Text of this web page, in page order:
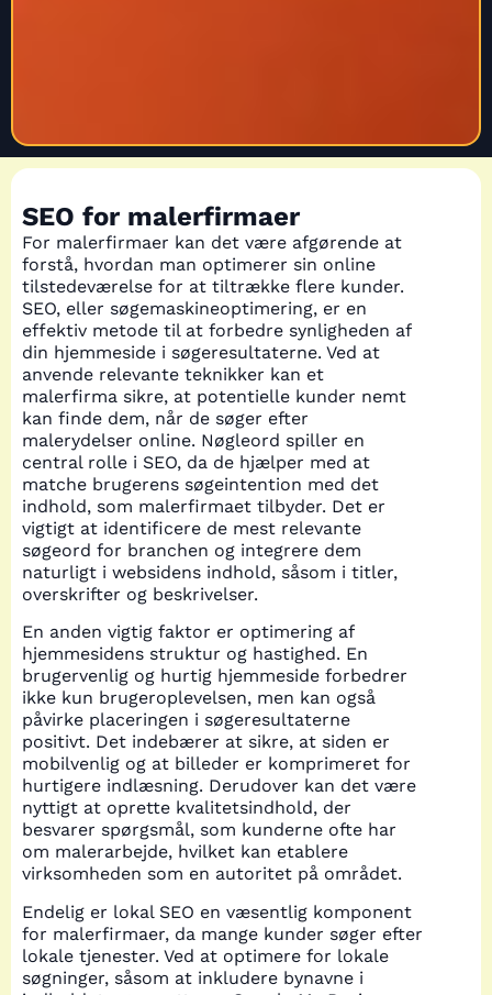
SEO for malerfirmaer
For malerfirmaer kan det være afgørende at
forstå, hvordan man optimerer sin online
tilstedeværelse for at tiltrække flere kunder.
SEO, eller søgemaskineoptimering, er en
effektiv metode til at forbedre synligheden af
din hjemmeside i søgeresultaterne. Ved at
anvende relevante teknikker kan et
malerfirma sikre, at potentielle kunder nemt
kan finde dem, når de søger efter
malerydelser online. Nøgleord spiller en
central rolle i SEO, da de hjælper med at
matche brugerens søgeintention med det
indhold, som malerfirmaet tilbyder. Det er
vigtigt at identificere de mest relevante
søgeord for branchen og integrere dem
naturligt i websidens indhold, såsom i titler,
overskrifter og beskrivelser.
En anden vigtig faktor er optimering af
hjemmesidens struktur og hastighed. En
brugervenlig og hurtig hjemmeside forbedrer
ikke kun brugeroplevelsen, men kan også
påvirke placeringen i søgeresultaterne
positivt. Det indebærer at sikre, at siden er
mobilvenlig og at billeder er komprimeret for
hurtigere indlæsning. Derudover kan det være
nyttigt at oprette kvalitetsindhold, der
besvarer spørgsmål, som kunderne ofte har
om malerarbejde, hvilket kan etablere
virksomheden som en autoritet på området.
Endelig er lokal SEO en væsentlig komponent
for malerfirmaer, da mange kunder søger efter
lokale tjenester. Ved at optimere for lokale
søgninger, såsom at inkludere bynavne i